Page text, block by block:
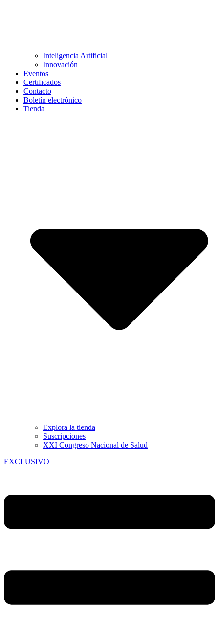
Inteligencia Artificial
Innovación
Eventos
Certificados
Contacto
Boletín electrónico
Tienda
Explora la tienda
Suscripciones
XXI Congreso Nacional de Salud
EXCLUSIVO